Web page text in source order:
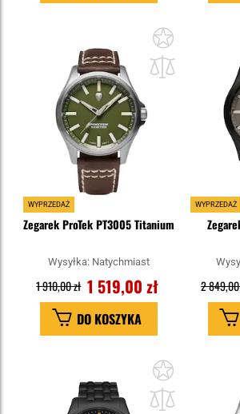
do
schowka
WYPRZEDAŻ
Zegarek ProTek PT3005 Titanium
Wysyłka: Natychmiast
1 519,00 zł
1 910,00 zł
DO KOSZYKA
WYPRZEDAŻ
2 849,00
do
schowka